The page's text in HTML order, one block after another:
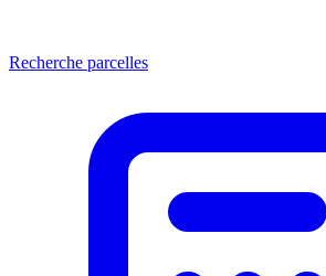
Recherche parcelles